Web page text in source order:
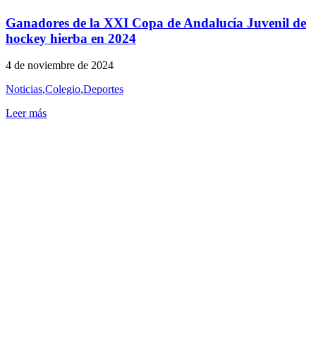
Ganadores de la XXI Copa de Andalucía Juvenil de
hockey hierba en 2024
4 de noviembre de 2024
Noticias,Colegio,Deportes
Leer más